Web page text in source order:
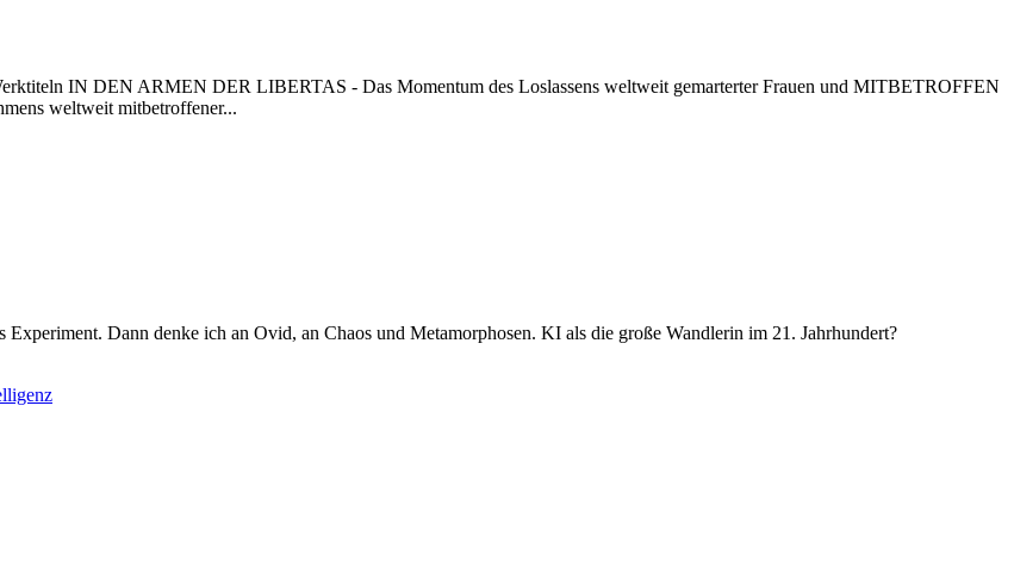
IN DEN ARMEN DER LIBERTAS - Das Momentum des Loslassens weltweit gemarterter Frauen und MITBETROFFEN
weltweit mitbetroffener...
Dann denke ich an Ovid, an Chaos und Metamorphosen. KI als die große Wandlerin im 21. Jahrhundert?